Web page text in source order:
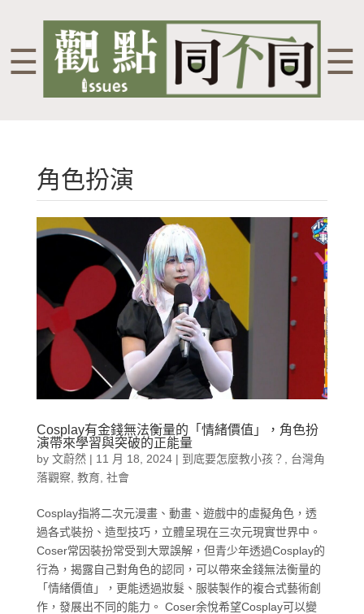
☰ ☰
角色扮演
Cosplay有金錢無法衡量的「情緒價值」，角色扮
演帶來學習與突破的正能量
by 文蔚然| 11 月 18, 2024| 到底要怎麼教小孩？
台灣角
落觀察 教育, 社會
Cosplay指將二次元漫畫、動畫、遊戲中的虛擬角色，透
過各式裝扮、造型技巧，立體呈現在三次元現實世界中。
Coser常因裝扮常受到大眾誤解，但青少年透過Cosplay的
行為，揭露自己對角色的認同，可以帶來金錢無法衡量的
「情緒價值」，更能透過妝髮、服裝製作的複合式藝術創
作，發展出不同的能力。 Coser余悅希望Cosplay可以變